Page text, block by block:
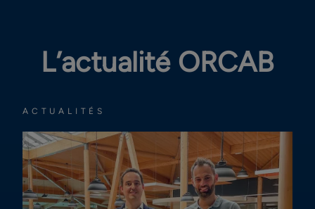
L’actualité ORCAB
ACTUALITÉS